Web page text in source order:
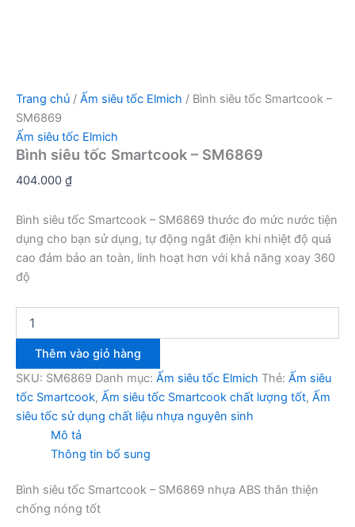
Trang chủ / Ấm siêu tốc Elmich / Bình siêu tốc Smartcook –
SM6869
Ấm siêu tốc Elmich
Bình siêu tốc Smartcook – SM6869
404.000 ₫
Bình siêu tốc Smartcook – SM6869 thước đo mức nước tiện
dụng cho bạn sử dụng, tự động ngắt điện khi nhiệt độ quá
cao đảm bảo an toàn, linh hoạt hơn với khả năng xoay 360
độ
siêu
Smartcook
-
SM6869
số
lượng
Thêm vào giỏ hàng
SKU: SM6869 Danh mục: Ấm siêu tốc Elmich Thẻ: Ấm siêu
tốc Smartcook, Ấm siêu tốc Smartcook chất lượng tốt, Ấm
siêu tốc sử dụng chất liệu nhựa nguyên sinh
Mô tả
Thông tin bổ sung
Bình siêu tốc Smartcook – SM6869 nhựa ABS thân thiện
chống nóng tốt